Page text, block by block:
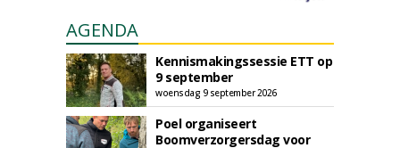
AGENDA
Kennismakingssessie ETT op
9 september
woensdag 9 september 2026
Poel organiseert
Boomverzorgersdag voor